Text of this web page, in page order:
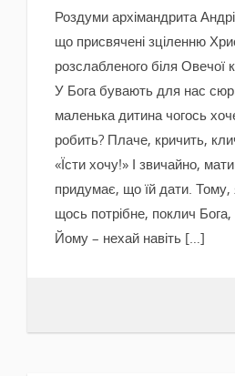
Роздуми архімандрита
що присвячені зціленню
розслабленого біля Овечої
У Бога бувають для нас
маленька дитина чогось
робить? Плаче, кричить,
«Їсти хочу!» І звичайно,
придумає, що їй дати. Тому,
щось потрібне, поклич
Йому – нехай навіть […]